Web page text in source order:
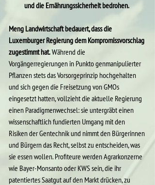
und die Ernährungssicherheit bedrohen.
Meng Landwirtschaft bedauert, dass die
Luxemburger Regierung dem Kompromissvorschlag
zugestimmt hat. Während die
Vorgängerregierungen in Punkto genmanipulierter
Pflanzen stets das Vorsorgeprinzip hochgehalten
und sich gegen die Freisetzung von GMOs
eingesetzt hatten, vollzieht die aktuelle Regierung
einen Paradigmenwechsel: sie untergräbt einen
wissenschaftlich fundierten Umgang mit den
Risiken der Gentechnik und nimmt den Bürgerinnen
und Bürgern das Recht, selbst zu entscheiden, was
sie essen wollen. Profiteure werden Agrarkonzerne
wie Bayer-Monsanto oder KWS sein, die ihr
patentiertes Saatgut auf den Markt drücken, zu